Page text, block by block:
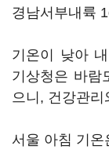
경남서부내륙
기온이 낮아
기상청은 바람
으니, 건강관
서울 아침 기